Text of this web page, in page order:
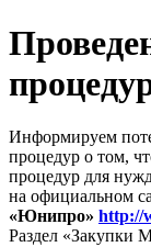
Информируем
процедур о том,
процедур для
на официальном
«Юнипро» http://
Раздел «Закупки